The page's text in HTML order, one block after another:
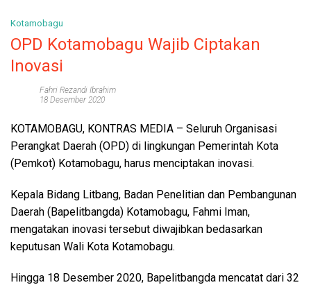
Kotamobagu
OPD Kotamobagu Wajib Ciptakan
Inovasi
Fahri Rezandi Ibrahim
18 Desember 2020
KOTAMOBAGU, KONTRAS MEDIA – Seluruh Organisasi
Perangkat Daerah (OPD) di lingkungan Pemerintah Kota
(Pemkot) Kotamobagu, harus menciptakan inovasi.
Kepala Bidang Litbang, Badan Penelitian dan Pembangunan
Daerah (Bapelitbangda) Kotamobagu, Fahmi Iman,
mengatakan inovasi tersebut diwajibkan bedasarkan
keputusan Wali Kota Kotamobagu.
Hingga 18 Desember 2020, Bapelitbangda mencatat dari 32